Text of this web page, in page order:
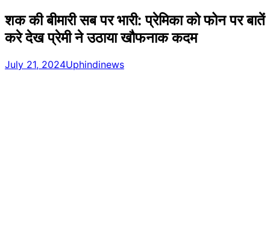
शक की बीमारी सब पर भारी: प्रेमिका को फोन पर बातें
करे देख प्रेमी ने उठाया खौफनाक कदम
July 21, 2024Uphindinews